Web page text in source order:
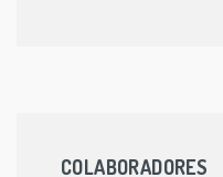
COLABORADORES